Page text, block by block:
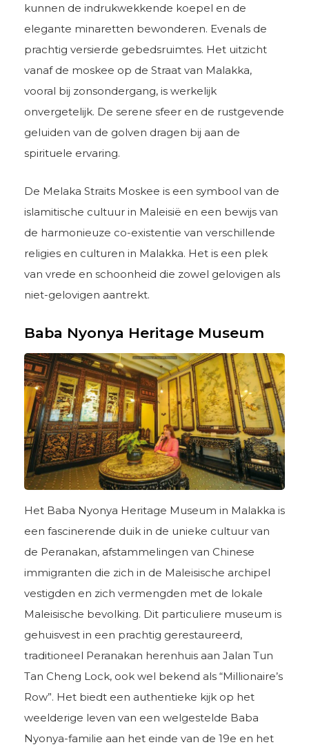
kunnen de indrukwekkende koepel en de
elegante minaretten bewonderen. Evenals de
prachtig versierde gebedsruimtes. Het uitzicht
vanaf de moskee op de Straat van Malakka,
vooral bij zonsondergang, is werkelijk
onvergetelijk. De serene sfeer en de rustgevende
geluiden van de golven dragen bij aan de
spirituele ervaring.
De Melaka Straits Moskee is een symbool van de
islamitische cultuur in Maleisië en een bewijs van
de harmonieuze co-existentie van verschillende
religies en culturen in Malakka. Het is een plek
van vrede en schoonheid die zowel gelovigen als
niet-gelovigen aantrekt.
Baba Nyonya Heritage Museum
Het Baba Nyonya Heritage Museum in Malakka is
een fascinerende duik in de unieke cultuur van
de Peranakan, afstammelingen van Chinese
immigranten die zich in de Maleisische archipel
vestigden en zich vermengden met de lokale
Maleisische bevolking. Dit particuliere museum is
gehuisvest in een prachtig gerestaureerd,
traditioneel Peranakan herenhuis aan Jalan Tun
Tan Cheng Lock, ook wel bekend als “Millionaire’s
Row”. Het biedt een authentieke kijk op het
weelderige leven van een welgestelde Baba
Nyonya-familie aan het einde van de 19e en het